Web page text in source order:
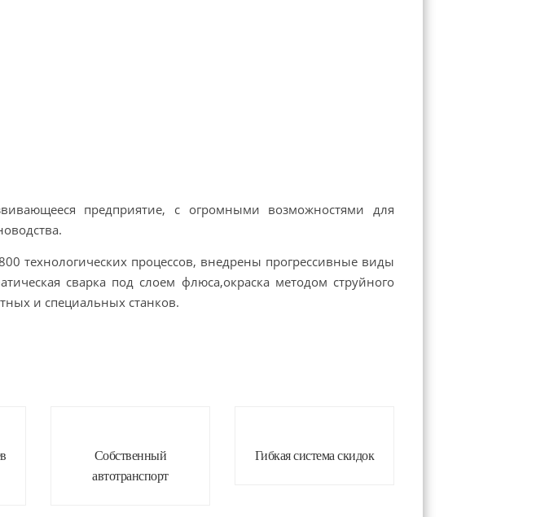
предприятие, с огромными возможностями для
технологических процессов, внедрены прогрессивные виды
сварка под слоем флюса,окраска методом струйного
и специальных станков.
Собственный
автотранспорт
Гибкая система скидок